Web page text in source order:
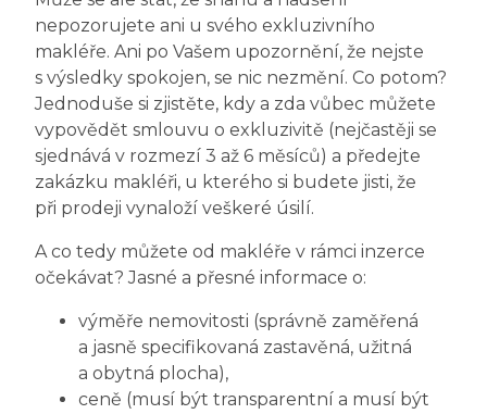
nepozorujete ani u svého exkluzivního
makléře. Ani po Vašem upozornění, že nejste
s výsledky spokojen, se nic nezmění. Co potom?
Jednoduše si zjistěte, kdy a zda vůbec můžete
vypovědět smlouvu o exkluzivitě (nejčastěji se
sjednává v rozmezí 3 až 6 měsíců) a předejte
zakázku makléři, u kterého si budete jisti, že
při prodeji vynaloží veškeré úsilí.
A co tedy můžete od makléře v rámci inzerce
očekávat? Jasné a přesné informace o:
výměře nemovitosti (správně zaměřená
a jasně specifikovaná zastavěná, užitná
a obytná plocha),
ceně (musí být transparentní a musí být